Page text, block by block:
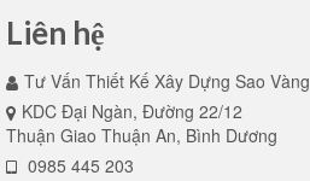
Liên hệ
Tư Vấn Thiết Kế Xây Dựng Sao Vàng
KDC Đại Ngàn, Đường 22/12
Thuận Giao Thuận An, Bình Dương
0985 445 203